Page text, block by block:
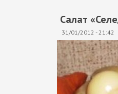
Салат
31/01/2012 - 21:42